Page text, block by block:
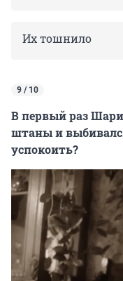
Их тошнило
9 / 10
В первый раз
штаны и
успокоить?